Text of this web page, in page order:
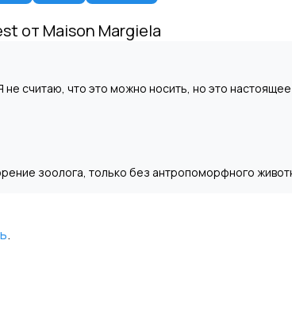
от Maison Margiela
считаю, что это можно носить, но это настоящее
зоолога, только без антропоморфного
.